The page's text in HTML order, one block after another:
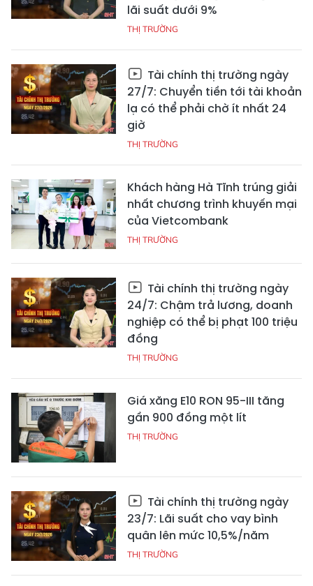
lãi suất dưới 9%
THỊ TRƯỜNG
Tài chính thị trường ngày
27/7: Chuyển tiền tới tài khoản
lạ có thể phải chờ ít nhất 24
giờ
THỊ TRƯỜNG
Khách hàng Hà Tĩnh trúng giải
nhất chương trình khuyến mại
của Vietcombank
THỊ TRƯỜNG
Tài chính thị trường ngày
24/7: Chậm trả lương, doanh
nghiệp có thể bị phạt 100 triệu
đồng
THỊ TRƯỜNG
Giá xăng E10 RON 95-III tăng
gần 900 đồng một lít
THỊ TRƯỜNG
Tài chính thị trường ngày
23/7: Lãi suất cho vay bình
quân lên mức 10,5%/năm
THỊ TRƯỜNG